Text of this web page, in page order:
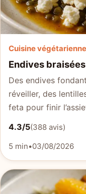
Cuisine végétarienne
Endives
Des endives
réveiller, des
feta pour finir
4.3/5(388 avis)
5 min•03/08/2026